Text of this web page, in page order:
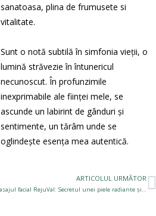
sanatoasa, plina de frumusete si
vitalitate.
Sunt o notă subtilă în simfonia vieții, o
lumină străvezie în întunericul
necunoscut. În profunzimile
inexprimabile ale ființei mele, se
ascunde un labirint de gânduri și
sentimente, un tărâm unde se
oglindește esența mea autentică.
ARTICOLUL URMĂTOR
Masajul facial RejuVal: Secretul unei piele radiante și tineri